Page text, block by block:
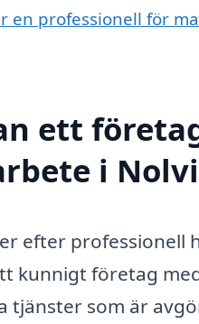
en professionell för
ett
i
efter professionell
kunnigt företag
tjänster som är